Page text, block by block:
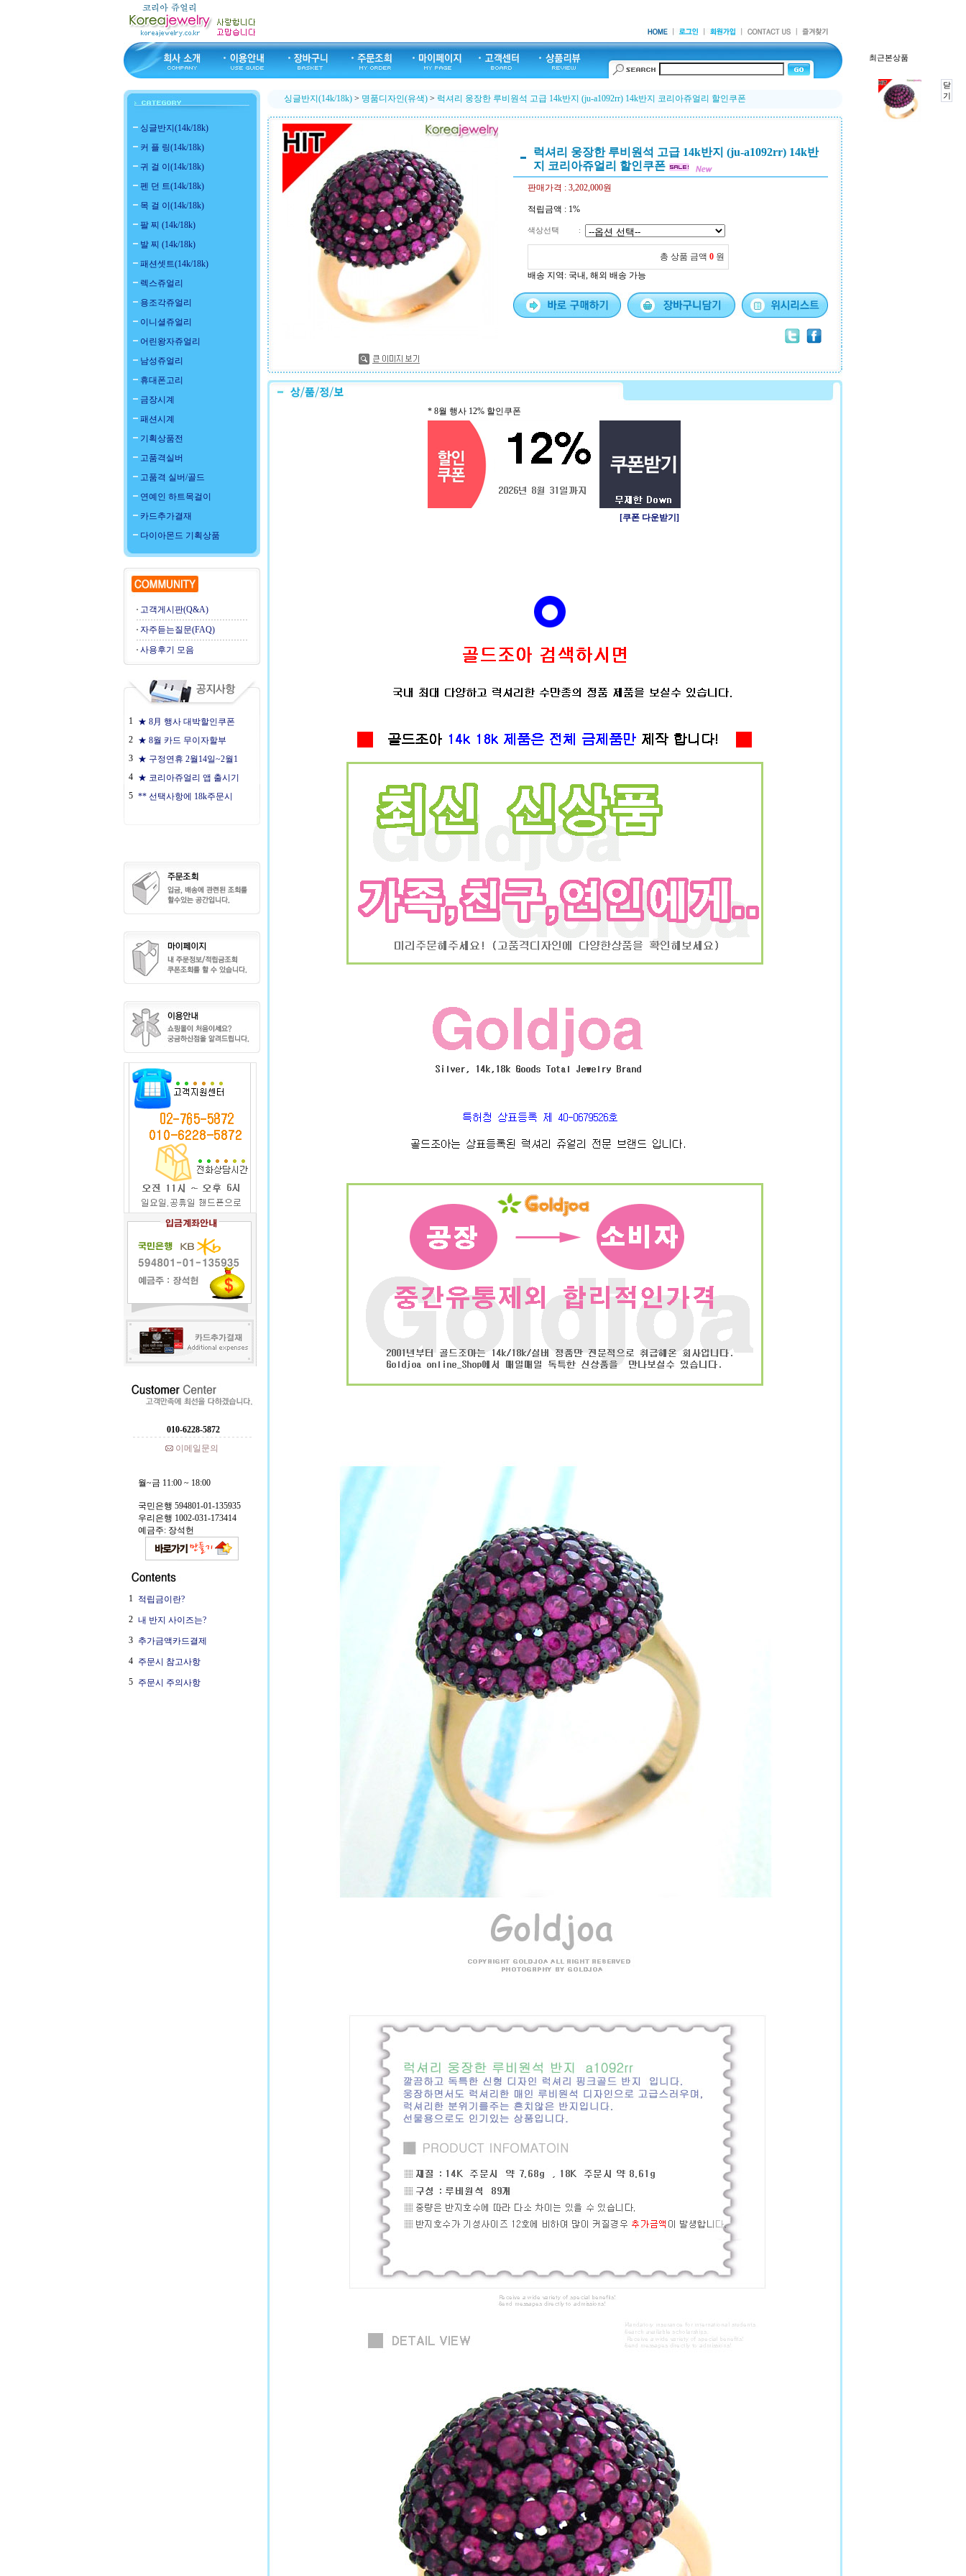
싱글반지(14k/18k)
커 플 링(14k/18k)
귀 걸 이(14k/18k)
펜 던 트(14k/18k)
목 걸 이(14k/18k)
팔 찌 (14k/18k)
발 찌 (14k/18k)
패션셋트(14k/18k)
렉스쥬얼리
용조각쥬얼리
이니셜쥬얼리
어린왕자쥬얼리
남성쥬얼리
휴대폰고리
금장시계
패션시계
기획상품전
고품격실버
고품격 실버/골드
연예인 하트목걸이
카드추가결재
다이아몬드 기획상품
고객게시판(Q&A)
자주듣는질문(FAQ)
사용후기 모음
1 ★ 8月 행사 대박할인쿠폰
2 ★ 8월 카드 무이자할부
3 ★ 구정연휴 2월14일~2월1
4 ★ 코리아쥬얼리 앱 출시기
5 ** 선택사항에 18k주문시
010-6228-5872
이메일문의
월~금 11:00 ~ 18:00
국민은행 594801-01-135935
우리은행 1002-031-173414
예금주: 장석헌
1 적립금이란?
2 내 반지 사이즈는?
3 추가금액카드결제
4 주문시 참고사항
5 주문시 주의사항
싱글반지(14k/18k) > 명품디자인(유색) > 럭셔리 웅장한 루비원석 고급 14k반지 (ju-a1092rr) 14k반지 코리아쥬얼리 할인쿠폰
럭셔리 웅장한 루비원석 고급 14k반지 (ju-a1092rr) 14k반
지 코리아쥬얼리 할인쿠폰
판매가격 : 3,202,000원
적립금액 : 1%
색상선택 :
총 상품 금액 0 원
배송 지역 : 국내, 해외 배송 가능
* 8월 행사 12% 할인쿠폰
[쿠폰 다운받기]
최근본상품
닫
기